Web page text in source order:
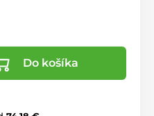
Do košíka